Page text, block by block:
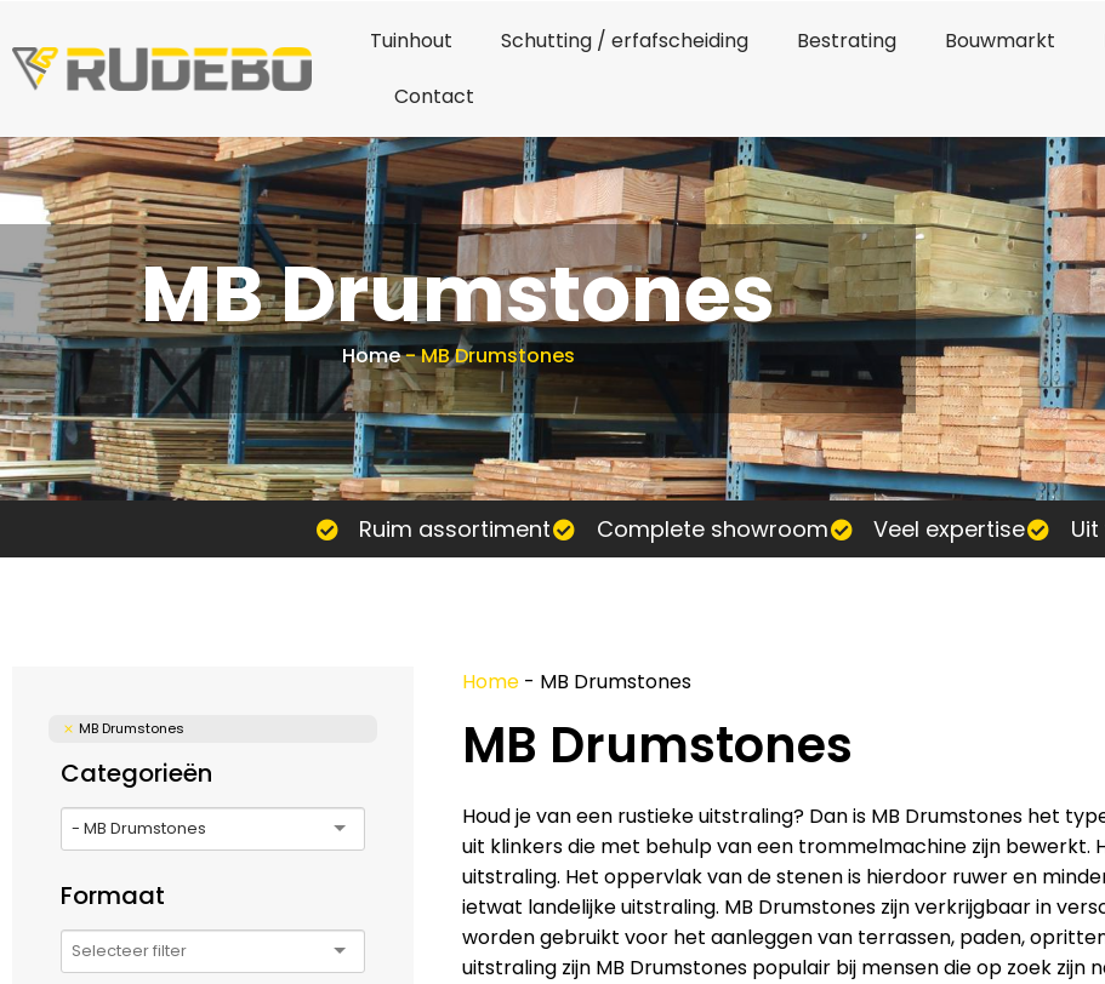
Tuinhout Schutting / erfafscheiding Bestrating Bouwmarkt
Contact
MB Drumstones
Home-MB Drumstones
Ruim assortiment Complete showroom Veel expertise
MB Drumstones
Categorieën
- MB Drumstones
Formaat
Home - MB Drumstones
MB Drumstones
Houd je van een rustieke uitstraling? Dan is MB Drumstones het
uit klinkers die met behulp van een trommelmachine zijn bewerkt.
uitstraling. Het oppervlak van de stenen is hierdoor ruwer en
ietwat landelijke uitstraling. MB Drumstones zijn verkrijgbaar in
worden gebruikt voor het aanleggen van terrassen, paden,
uitstraling zijn MB Drumstones populair bij mensen die op zoek